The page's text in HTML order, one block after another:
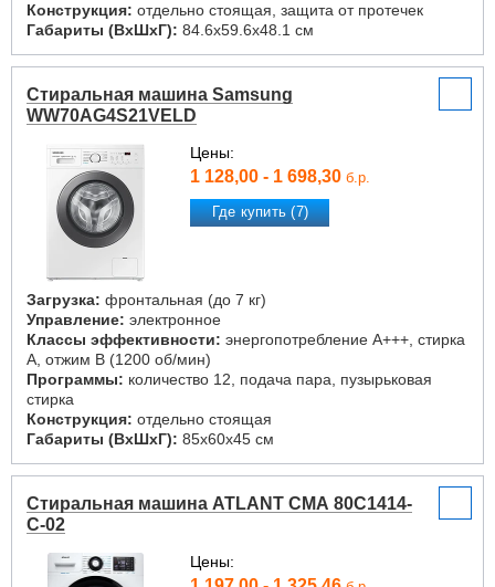
Конструкция: отдельно стоящая, защита от протечек
Габариты (ВxШxГ): 84.6x59.6x48.1 см
Стиральная машина Samsung
WW70AG4S21VELD
Цены:
1 128,00 - 1 698,30 б.р.
Где купить (7)
Загрузка: фронтальная (до 7 кг)
Управление: электронное
Классы эффективности: энергопотребление A+++, стирка
A, отжим B (1200 об/мин)
Программы: количество 12, подача пара, пузырьковая
стирка
Конструкция: отдельно стоящая
Габариты (ВxШxГ): 85x60x45 см
Стиральная машина ATLANT СМА 80С1414-
С-02
Цены: